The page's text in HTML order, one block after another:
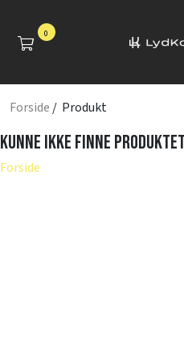
0
Forside / Produkt
Kunne ikke finne produktet
Forside